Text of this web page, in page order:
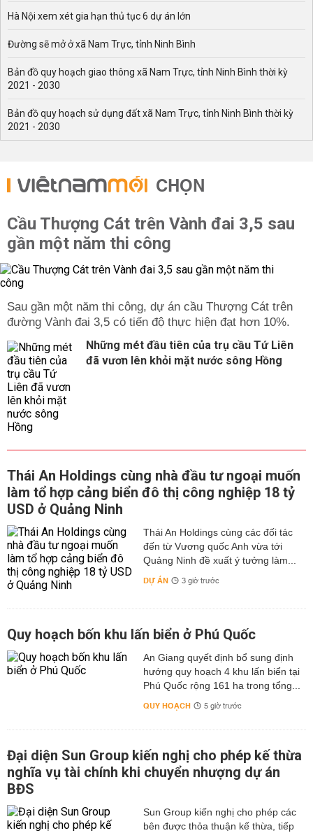
Hà Nội xem xét gia hạn thủ tục 6 dự án lớn
Đường sẽ mở ở xã Nam Trực, tỉnh Ninh Bình
Bản đồ quy hoạch giao thông xã Nam Trực, tỉnh Ninh Bình thời kỳ
2021 - 2030
Bản đồ quy hoạch sử dụng đất xã Nam Trực, tỉnh Ninh Bình thời kỳ
2021 - 2030
CHỌN
Cầu Thượng Cát trên Vành đai 3,5 sau
gần một năm thi công
Sau gần một năm thi công, dự án cầu Thượng Cát trên
đường Vành đai 3,5 có tiến độ thực hiện đạt hơn 10%.
Những mét đầu tiên của trụ cầu Tứ Liên
đã vươn lên khỏi mặt nước sông Hồng
Thái An Holdings cùng nhà đầu tư ngoại muốn
làm tổ hợp cảng biển đô thị công nghiệp 18 tỷ
USD ở Quảng Ninh
Thái An Holdings cùng các đối tác
đến từ Vương quốc Anh vừa tới
Quảng Ninh đề xuất ý tưởng làm...
DỰ ÁN 3 giờ trước
Quy hoạch bốn khu lấn biển ở Phú Quốc
An Giang quyết định bổ sung định
hướng quy hoạch 4 khu lấn biển tại
Phú Quốc rộng 161 ha trong tổng...
QUY HOẠCH 5 giờ trước
Đại diện Sun Group kiến nghị cho phép kế thừa
nghĩa vụ tài chính khi chuyển nhượng dự án
BĐS
Sun Group kiến nghị cho phép các
bên được thỏa thuận kế thừa, tiếp